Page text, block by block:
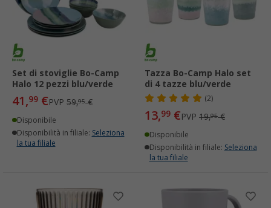
Set di stoviglie Bo-Camp
Halo 12 pezzi blu/verde
41,99 €PVP 59,95€
Disponibile
Disponibilità in filiale: Seleziona
la tua filiale
Tazza Bo-Camp Halo set
di 4 tazze blu/verde
(2)
13,99 €PVP 19,95€
Disponibile
Disponibilità in filiale: Seleziona
la tua filiale